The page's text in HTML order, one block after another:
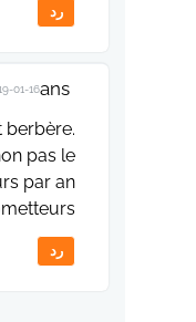
رد
ans
16 20:28:23
berbère.
pas le
par an
رد